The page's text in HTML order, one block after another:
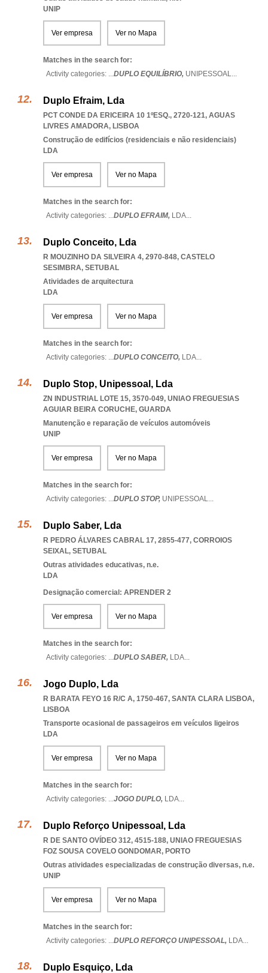
UNIP
Ver empresa Ver no Mapa
Matches in the search for:
Activity categories: ...DUPLO EQUILÍBRIO, UNIPESSOAL...
Duplo Efraim, Lda
PCT CONDE DA ERICEIRA 10 1ºESQ., 2720-121, AGUAS
LIVRES AMADORA, LISBOA
Construção de edifícios (residenciais e não residenciais)
LDA
Ver empresa Ver no Mapa
Matches in the search for:
Activity categories: ...DUPLO EFRAIM, LDA...
Duplo Conceito, Lda
R MOUZINHO DA SILVEIRA 4, 2970-848, CASTELO
SESIMBRA, SETUBAL
Atividades de arquitectura
LDA
Ver empresa Ver no Mapa
Matches in the search for:
Activity categories: ...DUPLO CONCEITO, LDA...
Duplo Stop, Unipessoal, Lda
ZN INDUSTRIAL LOTE 15, 3570-049, UNIAO FREGUESIAS
AGUIAR BEIRA CORUCHE, GUARDA
Manutenção e reparação de veículos automóveis
UNIP
Ver empresa Ver no Mapa
Matches in the search for:
Activity categories: ...DUPLO STOP, UNIPESSOAL...
Duplo Saber, Lda
R PEDRO ÁLVARES CABRAL 17, 2855-477, CORROIOS
SEIXAL, SETUBAL
Outras atividades educativas, n.e.
LDA
Designação comercial: APRENDER 2
Ver empresa Ver no Mapa
Matches in the search for:
Activity categories: ...DUPLO SABER, LDA...
Jogo Duplo, Lda
R BARATA FEYO 16 R/C A, 1750-467, SANTA CLARA LISBOA,
LISBOA
Transporte ocasional de passageiros em veículos ligeiros
LDA
Ver empresa Ver no Mapa
Matches in the search for:
Activity categories: ...JOGO DUPLO, LDA...
Duplo Reforço Unipessoal, Lda
R DE SANTO OVÍDEO 312, 4515-188, UNIAO FREGUESIAS
FOZ SOUSA COVELO GONDOMAR, PORTO
Outras atividades especializadas de construção diversas, n.e.
UNIP
Ver empresa Ver no Mapa
Matches in the search for:
Activity categories: ...DUPLO REFORÇO UNIPESSOAL, LDA...
Duplo Esquiço, Lda